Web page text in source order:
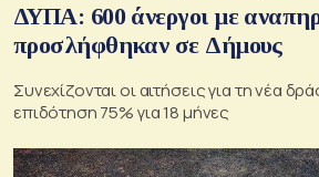
ΔΥΠΑ: 600 άνεργοι με
προσλήφθηκαν σε Δήμους
Συνεχίζονται οι αιτήσεις για τη νέα
επιδότηση 75% για 18 μήνες